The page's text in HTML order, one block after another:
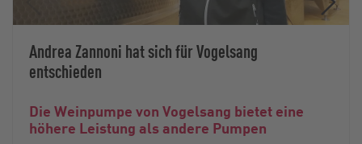
Andrea Zannoni hat sich für Vogelsang
entschieden
Die Weinpumpe von Vogelsang bietet eine
höhere Leistung als andere Pumpen